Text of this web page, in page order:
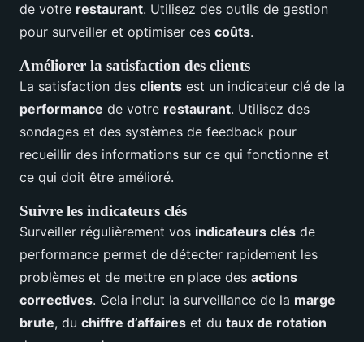
de votre restaurant. Utilisez des outils de gestion
pour surveiller et optimiser ces coûts.
Améliorer la satisfaction des clients
La satisfaction des clients est un indicateur clé de la
performance de votre restaurant. Utilisez des
sondages et des systèmes de feedback pour
recueillir des informations sur ce qui fonctionne et
ce qui doit être amélioré.
Suivre les indicateurs clés
Surveiller régulièrement vos indicateurs clés de
performance permet de détecter rapidement les
problèmes et de mettre en place des actions
correctives. Cela inclut la surveillance de la marge
brute, du chiffre d’affaires et du taux de rotation